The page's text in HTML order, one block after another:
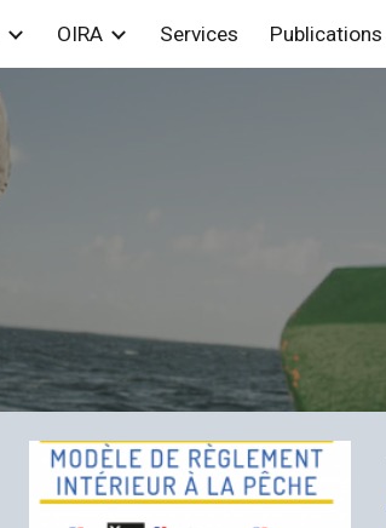
Skip to navigation
OIRA Services Publications